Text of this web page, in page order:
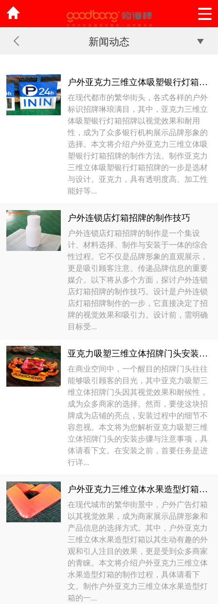
新闻动态
户外亚克力三维立体吸塑银行灯箱招牌的制作方法
在现代都市的繁华街头，各式各样的户外
标识招牌琳琅满目，其中，亚克力三维立
体吸塑银行灯箱招牌以视觉效果和耐用
性，成为了众多银行机构展示品牌形象的
选择。本文将介绍户外亚克力三维立体吸
塑银行灯箱招牌的制作方法。制作亚克力
三维立体吸塑银行灯箱招牌的一步是选材
与设计。亚克力，具有透明度高、加工性
能好等...
户外连锁店灯箱招牌的制作技巧
户外连锁店灯箱招牌的制作是一个集设
计、材料选择、制作与安装于一体的综合
性过程。它不仅是品牌形象的直观展示，
更是吸引顾客注意、传递品牌信息的重要
媒介。以下将从多个方面，探讨户外连锁
店灯箱招牌的制作技巧。设计是户外连锁
店灯箱招牌制作的一步，它直接决定了招
牌的视觉效果和吸引力。设计前，需明确
目标受...
亚克力吸塑三维立体招牌门头安装注意事项
在商业空间中，一个醒目的招牌门头往往
能够吸引顾客的目光，其中亚克力吸塑三
维立体招牌门头因其视觉效果和耐候性，
成为众多商家的选择。然而，要使这块招
牌成为店铺的亮点，安装过程中的细节不
容忽视。本文将为您解析亚克力吸塑三维
立体招牌门头的安装步骤与注意事项，具
体请看下文。在安装之前，首要任务是进
行详...
户外亚克力三维立体水果造型灯箱制作
在现代城市的繁华街景中，户外广告灯箱
以其视觉效果，成为商家展示品牌形象和
产品信息的选择方式。其中，户外亚克力
三维立体水果造型灯箱以其生动有趣的外
观和引人注目的效果，更是受到众多商家
的青睐。本文将介绍户外亚克力三维立体
水果造型灯箱的制作过程，具体请看下
文。制作户外亚克力三维立体水果造型灯
箱的一...